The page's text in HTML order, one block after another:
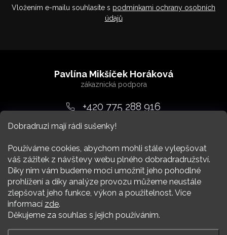
Dobradruzi mají rádi sušenky!
Používáme cookies, abychom mohli stále vylepšovat
váš zážitek z návštevy webu plného dobradradružství.
Díky nim vám budeme moci umožnit jeho pohodlné
prohlížení a díky analýze provozu můžeme neustále
zlepšovat jeho funkce, výkon a použitelnost. Více
informací zde.
Děkujeme za souhlas s jejich používáním.
Vložením e-mailu souhlasíte s podmínkami ochrany osobních
údajů
a
Nákup
Více Dobradruha
Pavlína Mikšíček Horáková
+420 775 288 916
srdcem@dobradruh.cz